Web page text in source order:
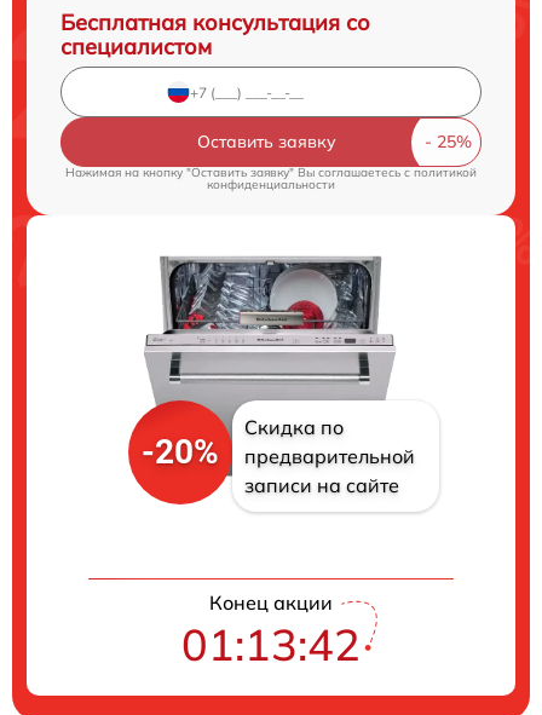
Бесплатная консультация со
специалистом
Оставить заявку
Нажимая на кнопку "Оставить заявку" Вы соглашаетесь cполитикой
конфиденциальности
-20%
Скидка по
предварительной
записи на сайте
Конец акции
01:13:42